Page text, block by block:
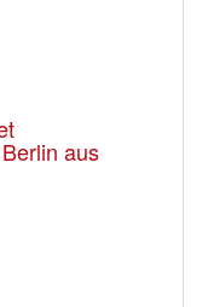
aus